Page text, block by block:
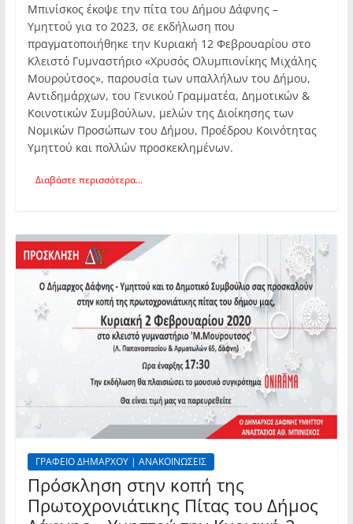
Μπινίσκος έκοψε την πίτα του Δήμου Δάφνης –
Υμηττού για το 2023, σε εκδήλωση που
πραγματοποιήθηκε την Κυριακή 12 Φεβρουαρίου στο
Κλειστό Γυμναστήριο «Χρυσός Ολυμπιονίκης Μιχάλης
Μουρούτσος», παρουσία των υπαλλήλων του Δήμου,
Αντιδημάρχων, του Γενικού Γραμματέα, Δημοτικών &
Κοινοτικών Συμβούλων, μελών της Διοίκησης των
Νομικών Προσώπων του Δήμου, Προέδρου Κοινότητας
Υμηττού και πολλών προσκεκλημένων.
Διαβάστε περισσότερα...
ΓΡΑΦΕΙΟ ΔΗΜΑΡΧΟΥ | ΑΝΑΚΟΙΝΩΣΕΙΣ
Πρόσκληση στην κοπή της
Πρωτοχρονιάτικης Πίτας του Δήμος